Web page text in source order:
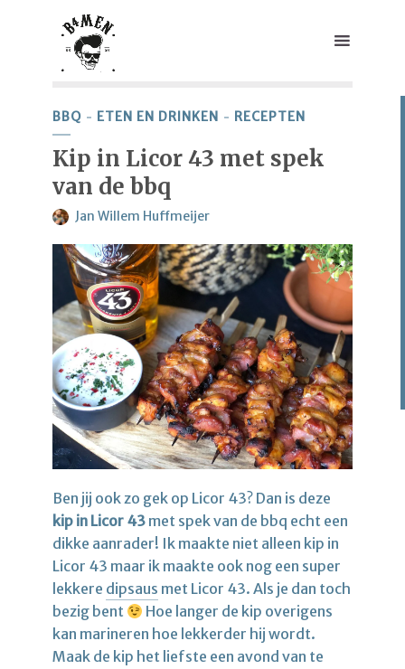
BBQ ETEN EN DRINKEN RECEPTEN
Kip in Licor 43 met spek
van de bbq
Jan Willem Huffmeijer
Ben jij ook zo gek op Licor 43? Dan is deze
kip in Licor 43 met spek van de bbq echt een
dikke aanrader! Ik maakte niet alleen kip in
Licor 43 maar ik maakte ook nog een super
lekkere dipsaus met Licor 43. Als je dan toch
bezig bent
Hoe langer de kip overigens
kan marineren hoe lekkerder hij wordt.
Maak de kip het liefste een avond van te